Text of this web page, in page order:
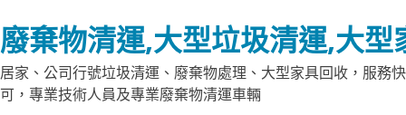
to
content
廢棄物清運,大型垃圾清運,大
居家、公司行號垃圾清運、廢棄物處理、大型家具回收，服務
可，專業技術人員及專業廢棄物清運車輛